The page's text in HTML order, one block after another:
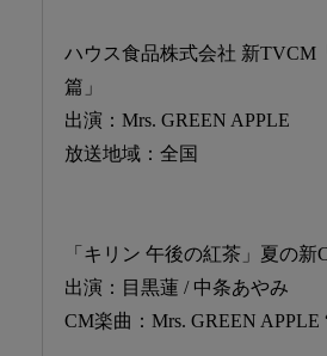
ハウス食品株式会社 新TVCM
篇」
出演：Mrs. GREEN APPLE
放送地域：全国
「キリン 午後の紅茶」夏の
出演：目黒蓮 / 中条あやみ
CM楽曲：Mrs. GREEN APPLE